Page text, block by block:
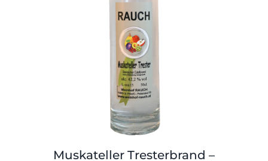
Muskateller Tresterbrand –